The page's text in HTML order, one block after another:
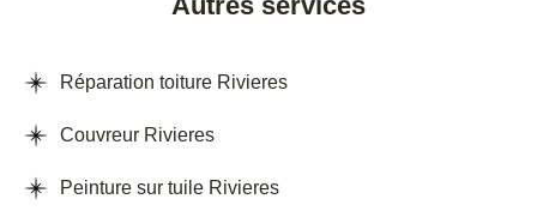
Réparation toiture Rivieres
Couvreur Rivieres
Peinture sur tuile Rivieres